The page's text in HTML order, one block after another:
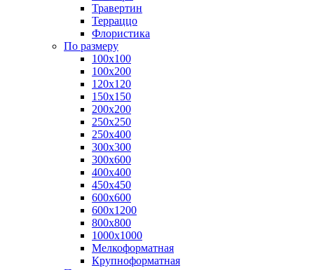
Травертин
Терраццо
Флористика
По размеру
100х100
100х200
120х120
150х150
200х200
250х250
250х400
300х300
300х600
400х400
450х450
600х600
600х1200
800х800
1000х1000
Мелкоформатная
Крупноформатная